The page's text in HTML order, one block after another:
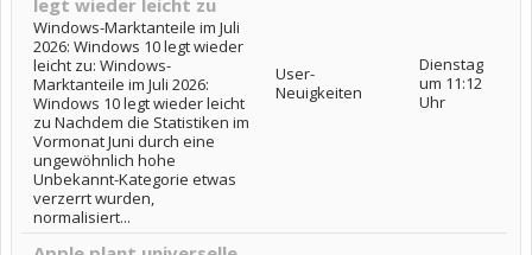
legt wieder leicht zu
Windows-Marktanteile im Juli
2026: Windows 10 legt wieder
leicht zu: Windows-
Marktanteile im Juli 2026:
Windows 10 legt wieder leicht
zu Nachdem die Statistiken im
Vormonat Juni durch eine
ungewöhnlich hohe
Unbekannt-Kategorie etwas
verzerrt wurden,
normalisiert...
User-
Neuigkeiten
Dienstag
um 11:12
Uhr